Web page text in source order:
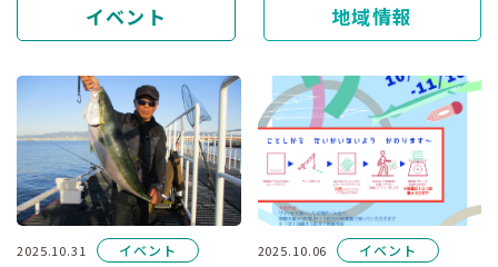
イベント 地域情報
2025.10.31 イベント 2025.10.06 イベント